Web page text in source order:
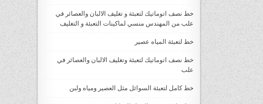
خط نصف اتوماتيك لتعبئة و تغليف الالبان والعصائر في
علب من المهندس منسي لماكينات التعبئة و التغليف
خط لتعبئة المياه عصير
خط نصف اتوماتيك لتعبئة وتغليف الالبان والعصائر في
علب
خط كامل لتعبئة السوائل مثل العصير ومياه ولبن